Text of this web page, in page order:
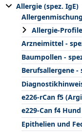
Allergie (spez. IgE)
Allergie-
Arzneimittel -
Baumpollen -
Berufsallergene -
e226-rCan f5
e229-Can f4
Epithelien und